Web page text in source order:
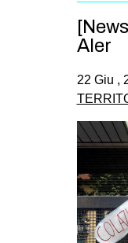
Aler
22 Giu ,